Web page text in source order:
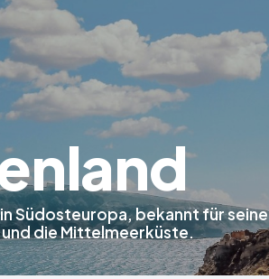
Südosteuropa, bekannt für seine
die Mittelmeerküste.